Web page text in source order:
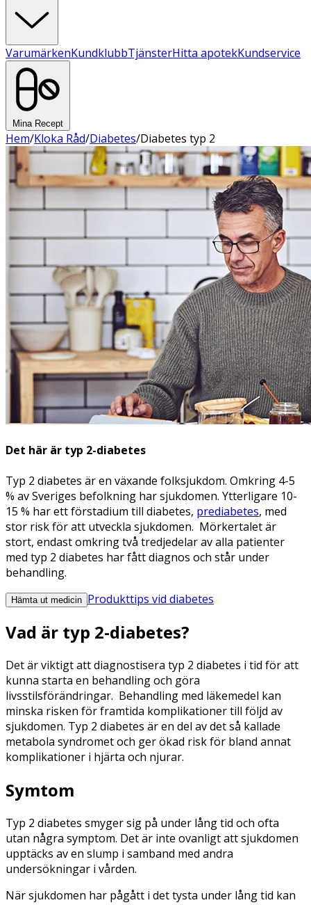
VarumärkenKundklubbTjänsterHitta apotekKundservice
Mina Recept
Hem/Kloka Råd/Diabetes/Diabetes typ 2
Det här är typ 2-diabetes
Typ 2 diabetes är en växande folksjukdom. Omkring 4-5
% av Sveriges befolkning har sjukdomen. Ytterligare 10-
15 % har ett förstadium till diabetes, prediabetes, med
stor risk för att utveckla sjukdomen. Mörkertalet är
stort, endast omkring två tredjedelar av alla patienter
med typ 2 diabetes har fått diagnos och står under
behandling.
Hämta ut medicin Produkttips vid diabetes
Vad är typ 2-diabetes?
Det är viktigt att diagnostisera typ 2 diabetes i tid för att
kunna starta en behandling och göra
livsstilsförändringar. Behandling med läkemedel kan
minska risken för framtida komplikationer till följd av
sjukdomen. Typ 2 diabetes är en del av det så kallade
metabola syndromet och ger ökad risk för bland annat
komplikationer i hjärta och njurar.
Symtom
Typ 2 diabetes smyger sig på under lång tid och ofta
utan några symptom. Det är inte ovanligt att sjukdomen
upptäcks av en slump i samband med andra
undersökningar i vården.
När sjukdomen har pågått i det tysta under lång tid kan